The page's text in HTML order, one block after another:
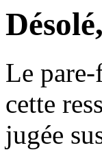
Le
cette
jugée